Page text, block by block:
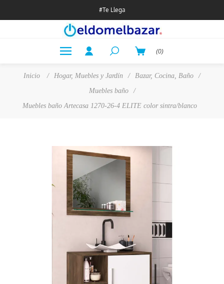
#Te Llega
(0)
Inicio / Hogar, Muebles y Jardín / Bazar, Cocina, Baño
/
Muebles baño
/
Muebles baño Artecasa 1270-26-4 ELITE color sintra/blanco